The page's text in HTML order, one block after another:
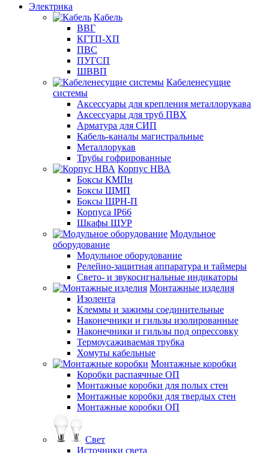
Электрика
Кабель
ВВГ
КГТП-ХП
ПВС
ПУГСП
ШВВП
Кабеленесущие
системы
Аксессуары для крепления металлорукава
Аксессуары для труб ПВХ
Арматура для СИП
Кабель-каналы магистральные
Металлорукав
Трубы гофрированные
Корпус НВА
Боксы КМПн
Боксы ЩМП
Боксы ЩРН-П
Корпуса IP66
Шкафы ЩУР
Модульное
оборудование
Модульное оборудование
Релейно-защитная аппаратура и таймеры
Свето- и звукосигнальные индикаторы
Монтажные изделия
Изолента
Клеммы и зажимы соединительные
Наконечники и гильзы изолированные
Наконечники и гильзы под опрессовку
Термоусаживаемая трубка
Хомуты кабельные
Монтажные коробки
Коробки распаячные ОП
Монтажные коробки для полых стен
Монтажные коробки для твердых стен
Монтажные коробки ОП
Свет
Источники света